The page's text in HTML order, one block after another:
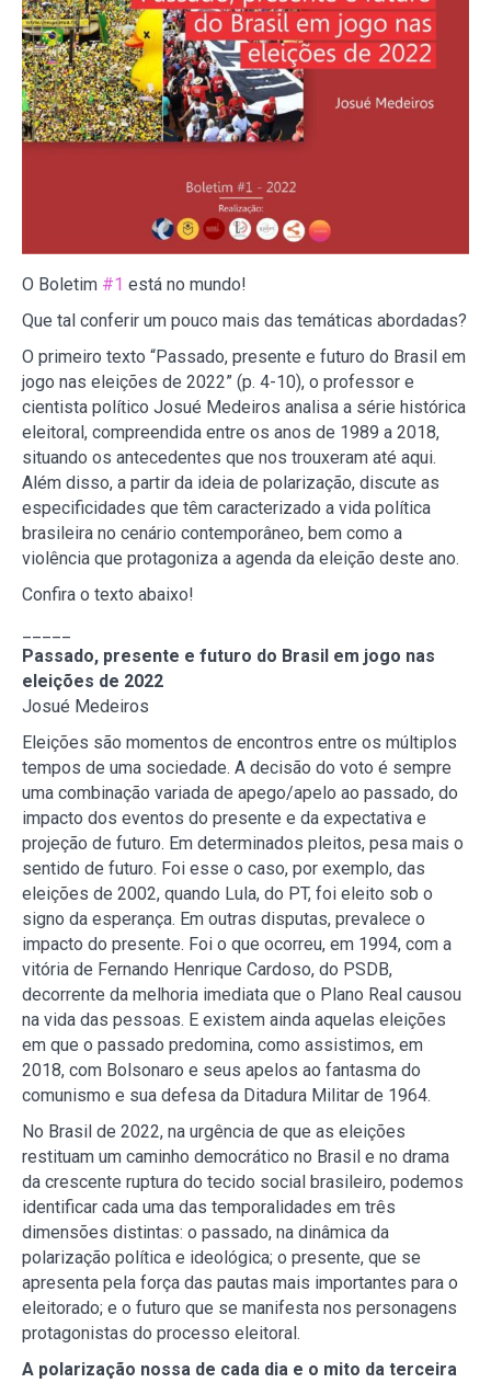
O Boletim #1 está no mundo!
Que tal conferir um pouco mais das temáticas abordadas?
O primeiro texto “Passado, presente e futuro do Brasil em
jogo nas eleições de 2022” (p. 4-10), o professor e
cientista político Josué Medeiros analisa a série histórica
eleitoral, compreendida entre os anos de 1989 a 2018,
situando os antecedentes que nos trouxeram até aqui.
Além disso, a partir da ideia de polarização, discute as
especificidades que têm caracterizado a vida política
brasileira no cenário contemporâneo, bem como a
violência que protagoniza a agenda da eleição deste ano.
Confira o texto abaixo!
Passado, presente e futuro do Brasil em jogo nas
eleições de 2022
Josué Medeiros
Eleições são momentos de encontros entre os múltiplos
tempos de uma sociedade. A decisão do voto é sempre
uma combinação variada de apego/apelo ao passado, do
impacto dos eventos do presente e da expectativa e
projeção de futuro. Em determinados pleitos, pesa mais o
sentido de futuro. Foi esse o caso, por exemplo, das
eleições de 2002, quando Lula, do PT, foi eleito sob o
signo da esperança. Em outras disputas, prevalece o
impacto do presente. Foi o que ocorreu, em 1994, com a
vitória de Fernando Henrique Cardoso, do PSDB,
decorrente da melhoria imediata que o Plano Real causou
na vida das pessoas. E existem ainda aquelas eleições
em que o passado predomina, como assistimos, em
2018, com Bolsonaro e seus apelos ao fantasma do
comunismo e sua defesa da Ditadura Militar de 1964.
No Brasil de 2022, na urgência de que as eleições
restituam um caminho democrático no Brasil e no drama
da crescente ruptura do tecido social brasileiro, podemos
identificar cada uma das temporalidades em três
dimensões distintas: o passado, na dinâmica da
polarização política e ideológica; o presente, que se
apresenta pela força das pautas mais importantes para o
eleitorado; e o futuro que se manifesta nos personagens
protagonistas do processo eleitoral.
A polarização nossa de cada dia e o mito da terceira